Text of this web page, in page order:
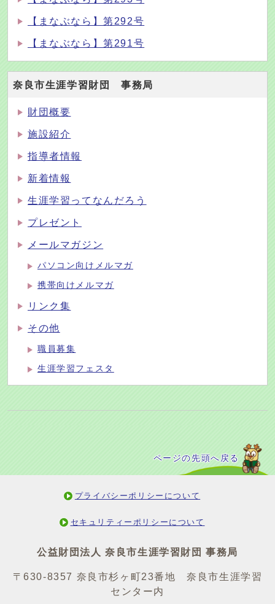
【まなぶなら】第292号
【まなぶなら】第291号
奈良市生涯学習財団 事務局
財団概要
施設紹介
指導者情報
新着情報
生涯学習ってなんだろう
プレゼント
メールマガジン
パソコン向けメルマガ
携帯向けメルマガ
リンク集
その他
職員募集
生涯学習フェスタ
ページの先頭へ戻る
プライバシーポリシーについて
セキュリティーポリシーについて
公益財団法人 奈良市生涯学習財団 事務局
〒630-8357 奈良市杉ヶ町23番地 奈良市生涯学習
センター内